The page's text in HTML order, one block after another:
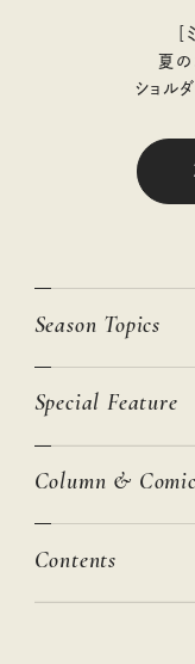
夏の
ショル
Season Topics
真夏のひんやりグッズ
ニトリ・イケア・無印良
絶品、お餅レシピ大集合
Special Feature
2026年春夏 トレンドフ
女子旅おすすめスポッ
Column &
ぐれいさん
Contents